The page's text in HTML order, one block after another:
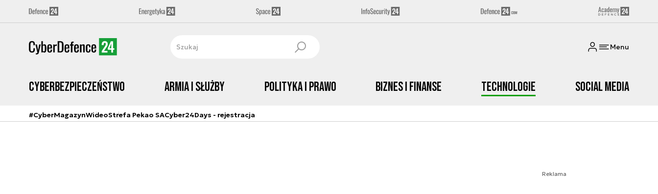
Menu
Cyberbezpieczeństwo Armia i Służby Polityka i prawo Biznes i Finanse Technologie Social media
#CyberMagazynWideoStrefa Pekao SACyber24Days - rejestracja
Reklama